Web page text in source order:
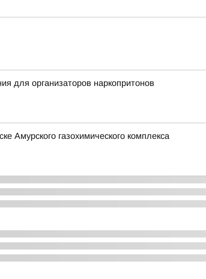
для организаторов наркопритонов
Амурского газохимического комплекса